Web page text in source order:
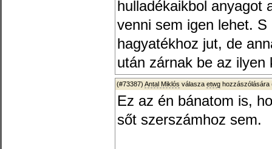
hulladékaikbol anyagot
venni sem igen lehet.
hagyatékhoz jut, de
után zárnak be az ilyen
(#73387) Antal Miklós válasza etwg hozzászólására
Ez az én bánatom is,
sőt szerszámhoz sem.